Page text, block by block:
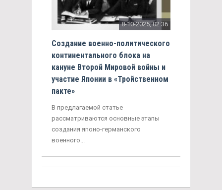
8-10-2025, 02:36
Создание военно-политического
континентального блока на
кануне Второй Мировой войны и
участие Японии в «Тройственном
пакте»
В предлагаемой статье
рассматриваются основные этапы
создания японо-германского
военного...